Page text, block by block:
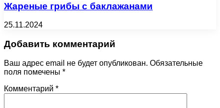
Жареные грибы с баклажанами
25.11.2024
Добавить комментарий
Ваш адрес email не будет опубликован. Обязательные
поля помечены *
Комментарий *